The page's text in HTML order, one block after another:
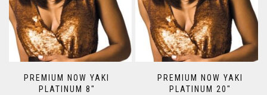
PREMIUM NOW YAKI
PLATINUM 8″
PREMIUM NOW YAKI
PLATINUM 20″